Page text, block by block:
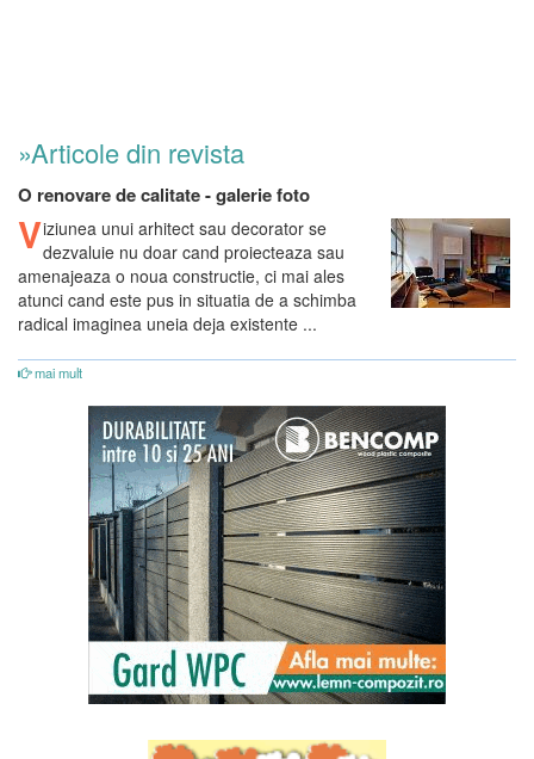
»Articole din revista
O renovare de calitate - galerie foto
Viziunea unui arhitect sau decorator se
dezvaluie nu doar cand proiecteaza sau
amenajeaza o noua constructie, ci mai ales
atunci cand este pus in situatia de a schimba
radical imaginea uneia deja existente ...
mai mult